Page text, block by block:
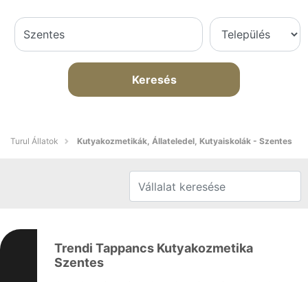
Keresés
Turul Állatok Kutyakozmetikák, Állateledel, Kutyaiskolák - Szentes
Trendi Tappancs Kutyakozmetika
Szentes